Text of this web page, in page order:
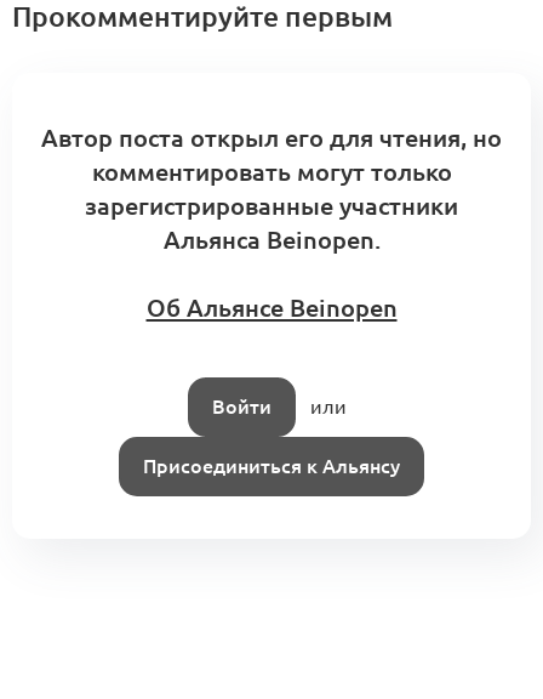
Прокомментируйте первым
Автор поста открыл его для чтения, но
комментировать могут только
зарегистрированные участники
Альянса Beinopen.
Об Альянсе Beinopen
Войти или
Присоединиться к Альянсу